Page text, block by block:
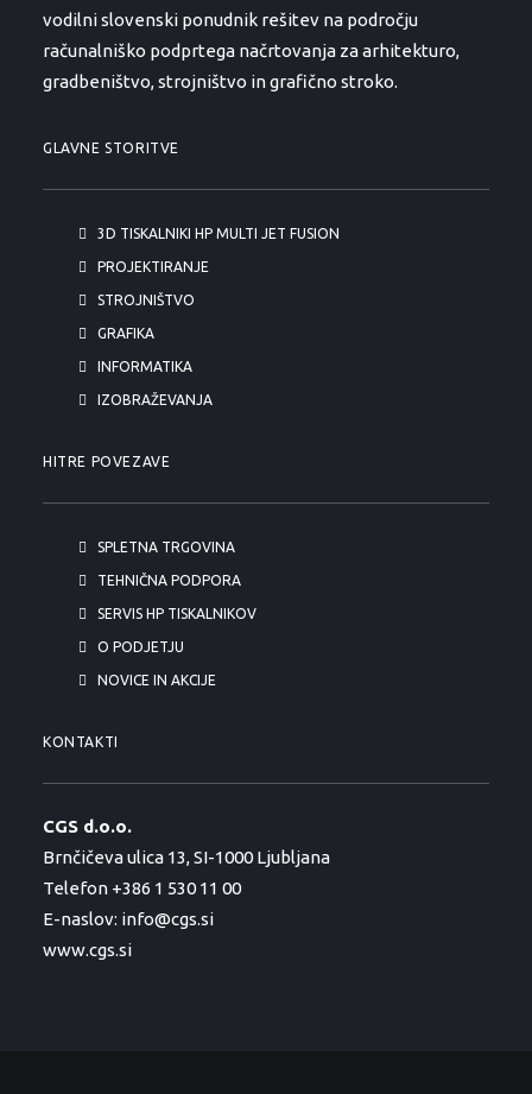
vodilni slovenski ponudnik rešitev na področju
računalniško podprtega načrtovanja za arhitekturo,
gradbeništvo, strojništvo in grafično stroko.
GLAVNE STORITVE
3D TISKALNIKI HP MULTI JET FUSION
PROJEKTIRANJE
STROJNIŠTVO
GRAFIKA
INFORMATIKA
IZOBRAŽEVANJA
HITRE POVEZAVE
SPLETNA TRGOVINA
TEHNIČNA PODPORA
SERVIS HP TISKALNIKOV
O PODJETJU
NOVICE IN AKCIJE
KONTAKTI
CGS d.o.o.
Brnčičeva ulica 13, SI-1000 Ljubljana
Telefon +386 1 530 11 00
E-naslov: info@cgs.si
www.cgs.si